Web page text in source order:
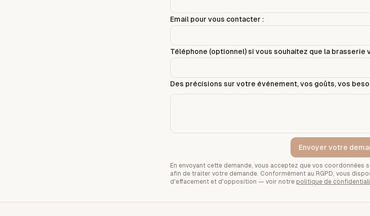
Email pour vous contacter :
Téléphone (optionnel) si vous souhaitez que la brasserie
Des précisions sur votre événement, vos goûts, vos
Envoyer votre
En envoyant cette demande, vous acceptez que vos
afin de traiter votre demande. Conformément au RGPD, vous
d'effacement et d'opposition — voir notre politique de